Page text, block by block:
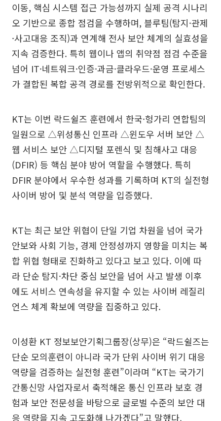
이동, 핵심 시스템 접근 가능성까지 실제 공격 시나리
오 기반으로 종합 점검을 수행하며, 블루팀(탐지·관제
·사고대응 조직)과 연계해 전사 보안 체계의 실효성을
지속 검증한다. 특히 웹이나 앱의 취약점 점검 수준을
넘어 IT·네트워크·인증·과금·클라우드·운영 프로세스
가 결합된 복합 공격 경로를 전방위적으로 확인한다.
KT는 이번 락드쉴즈 훈련에서 한국·헝가리 연합팀의
일원으로 △위성통신 인프라 △윈도우 서버 보안 △
웹 서비스 보안 △디지털 포렌식 및 침해사고 대응
(DFIR) 등 핵심 분야 방어 역할을 수행했다. 특히
DFIR 분야에서 우수한 성과를 기록하며 KT의 실전형
사이버 방어 및 분석 역량을 입증했다.
KT는 최근 보안 위협이 단일 기업 차원을 넘어 국가
안보와 사회 기능, 경제 안정성까지 영향을 미치는 복
합 위협 형태로 진화하고 있다고 보고 있다. 이에 따
라 단순 탐지·차단 중심 보안을 넘어 사고 발생 이후
에도 서비스 연속성을 유지할 수 있는 사이버 레질리
언스 체계 확보에 역량을 집중하고 있다.
이성환 KT 정보보안기획그룹장(상무)은 “락드쉴즈는
단순 모의훈련이 아니라 국가 단위 사이버 위기 대응
역량을 검증하는 실전형 훈련”이라며 “KT는 국가기
간통신망 사업자로서 축적해온 통신 인프라 보호 경
험과 보안 전문성을 바탕으로 글로벌 수준의 보안 대
응 역량을 지속 고도화해 나가겠다”고 말했다.